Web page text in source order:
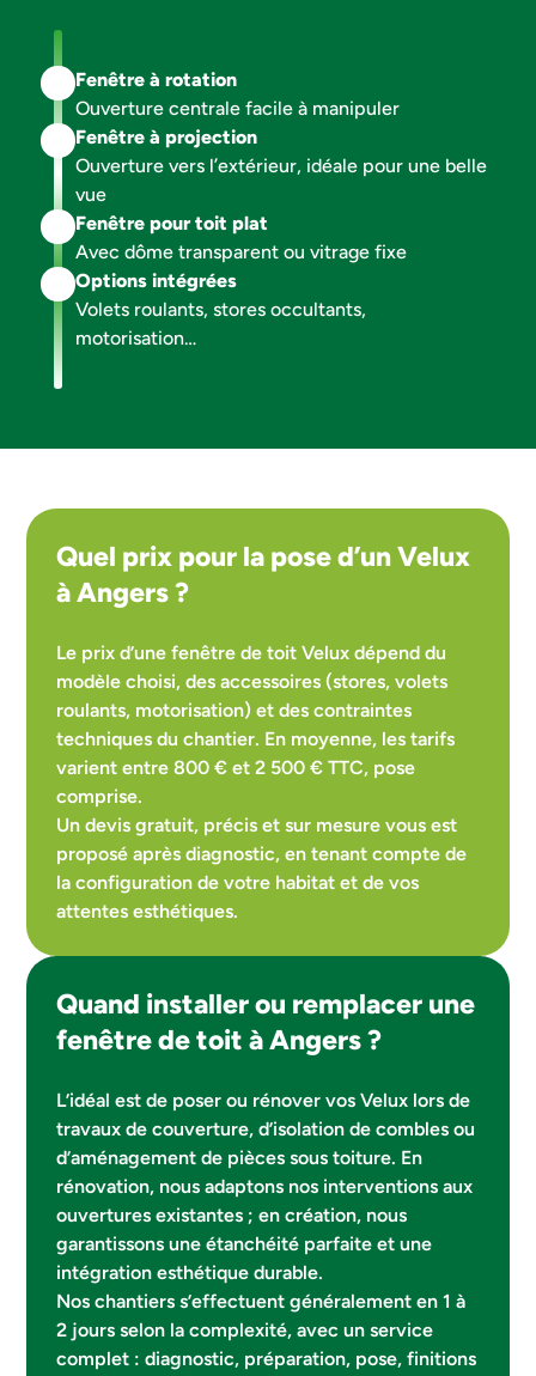
Fenêtre à rotation
Ouverture centrale facile à manipuler
Fenêtre à projection
Ouverture vers l’extérieur, idéale pour une belle
vue
Fenêtre pour toit plat
Avec dôme transparent ou vitrage fixe
Options intégrées
Volets roulants, stores occultants,
motorisation…
Quel prix pour la pose d’un Velux
à Angers ?
Le prix d’une fenêtre de toit Velux dépend du
modèle choisi, des accessoires (stores, volets
roulants, motorisation) et des contraintes
techniques du chantier. En moyenne, les tarifs
varient entre 800 € et 2 500 € TTC, pose
comprise.
Un devis gratuit, précis et sur mesure vous est
proposé après diagnostic, en tenant compte de
la configuration de votre habitat et de vos
attentes esthétiques.
Quand installer ou remplacer une
fenêtre de toit à Angers ?
L’idéal est de poser ou rénover vos Velux lors de
travaux de couverture, d’isolation de combles ou
d’aménagement de pièces sous toiture. En
rénovation, nous adaptons nos interventions aux
ouvertures existantes ; en création, nous
garantissons une étanchéité parfaite et une
intégration esthétique durable.
Nos chantiers s’effectuent généralement en 1 à
2 jours selon la complexité, avec un service
complet : diagnostic, préparation, pose, finitions